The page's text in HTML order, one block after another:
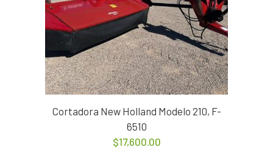
Cortadora New Holland Modelo 210, F-
6510
$17,600.00